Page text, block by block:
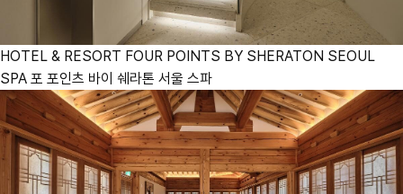
HOTEL & RESORT FOUR POINTS BY SHERATON SEOUL
SPA 포 포인츠 바이 쉐라톤 서울 스파